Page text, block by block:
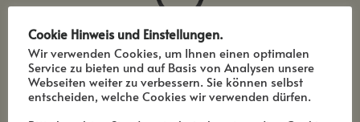
Unsere
Öffnungszeiten
Cookie Hinweis und Einstellungen.
Wir verwenden Cookies, um Ihnen einen optimalen
Service zu bieten und auf Basis von Analysen unsere
Webseiten weiter zu verbessern. Sie können selbst
entscheiden, welche Cookies wir verwenden dürfen.